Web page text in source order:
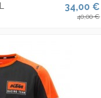
34,00 €
40,00 €